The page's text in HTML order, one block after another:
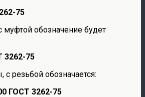
75
обозначение будет
3262-75
резьбой обозначается:
ГОСТ 3262-75